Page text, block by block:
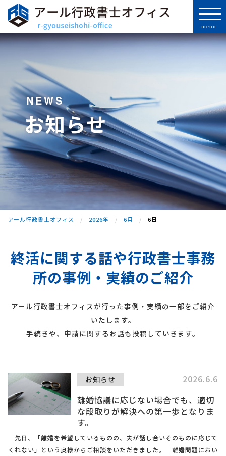
NEWS
お知らせ
アール行政書士オフィス 2026年 6月 6日
終活に関する話や行政書士事務
所の事例・実績のご紹介
アール行政書士オフィスが行った事例・実績の一部をご紹介
いたします。
手続きや、申請に関するお話も投稿していきます。
お知らせ
2026.6.6
離婚協議に応じない場合でも、適切
な段取りが解決への第一歩となりま
す。
先日、「離婚を希望しているものの、夫が話し合いそのものに応じて
くれない」という奥様からご相談をいただきました。 離婚問題におい